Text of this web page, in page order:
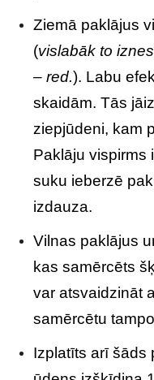
Ziemā paklājus
(vislabāk to
– red.). Labu
skaidām. Tās
ziepjūdeni, kam
Paklāju vispirms
suku ieberzē
izdauza.
Vilnas paklājus
kas samērcēts
var atsvaidzināt
samērcētu
Izplatīts arī šāds